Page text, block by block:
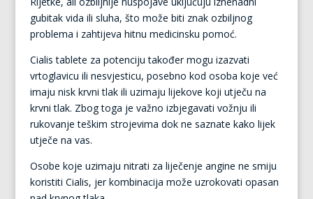
gubitak vida ili sluha, što može biti znak ozbiljnog
problema i zahtijeva hitnu medicinsku pomoć.
Cialis tablete za potenciju također mogu izazvati
vrtoglavicu ili nesvjesticu, posebno kod osoba koje već
imaju nisk krvni tlak ili uzimaju lijekove koji utječu na
krvni tlak. Zbog toga je važno izbjegavati vožnju ili
rukovanje teškim strojevima dok ne saznate kako lijek
utječe na vas.
Osobe koje uzimaju nitrati za liječenje angine ne smiju
koristiti Cialis, jer kombinacija može uzrokovati opasan